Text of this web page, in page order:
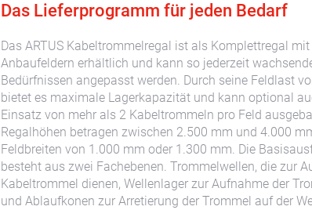
Das Lieferprogramm für jeden Bedarf
Das ARTUS Kabeltrommelregal ist als Komplettregal mit
Anbaufeldern erhältlich und kann so jederzeit
Bedürfnissen angepasst werden. Durch seine Feldlast
bietet es maximale Lagerkapazität und kann optional
Einsatz von mehr als 2 Kabeltrommeln pro Feld
Regalhöhen betragen zwischen 2.500 mm und 4.000
Feldbreiten von 1.000 mm oder 1.300 mm. Die
besteht aus zwei Fachebenen. Trommelwellen, die zur
Kabeltrommel dienen, Wellenlager zur Aufnahme der
und Ablaufkonen zur Arretierung der Trommel auf der